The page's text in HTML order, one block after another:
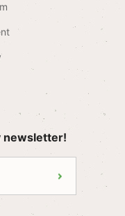
newsletter!